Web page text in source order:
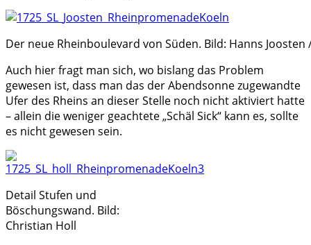
Der neue Rheinboulevard von Süden. Bild: Hanns Joosten
Auch hier fragt man sich, wo bislang das Problem
gewesen ist, dass man das der Abendsonne zugewandte
Ufer des Rheins an dieser Stelle noch nicht aktiviert hatte
– allein die weniger geachtete „Schäl Sick“ kann es, sollte
es nicht gewesen sein.
Detail Stufen und
Böschungswand. Bild:
Christian Holl